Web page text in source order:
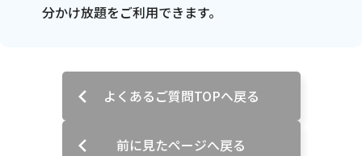
対応エリア よくあるご質問
分かけ放題をご利用できます。
よくあるご質問TOPへ戻る
前に見たページへ戻る